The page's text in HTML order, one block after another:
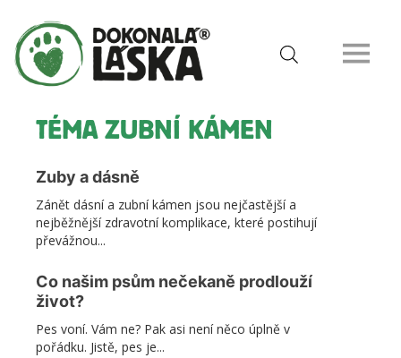
TÉMA ZUBNÍ KÁMEN
Zuby a dásně
Zánět dásní a zubní kámen jsou nejčastější a
nejběžnější zdravotní komplikace, které postihují
převážnou...
Co našim psům nečekaně prodlouží
život?
Pes voní. Vám ne? Pak asi není něco úplně v
pořádku. Jistě, pes je...